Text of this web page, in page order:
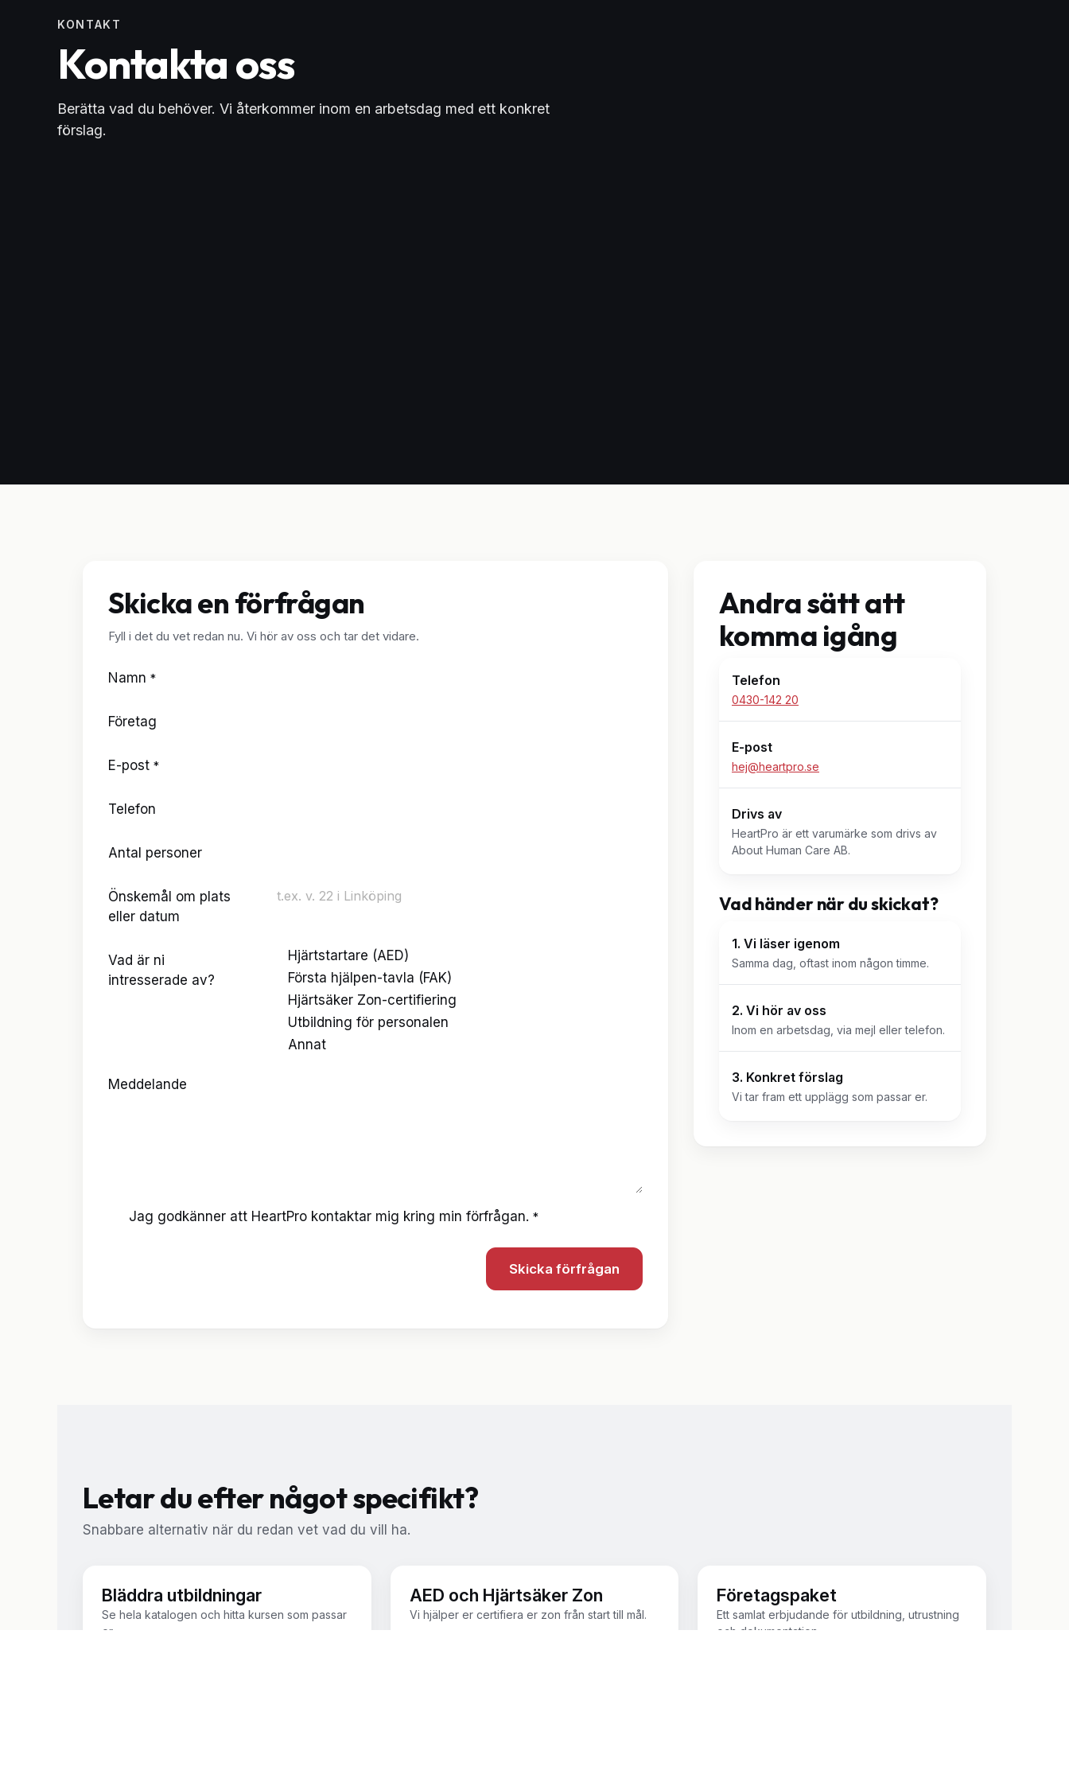
KONTAKT
Kontakta oss
Berätta vad du behöver. Vi återkommer inom en arbetsdag med ett konkret
förslag.
Skicka en förfrågan
Fyll i det du vet redan nu. Vi hör av oss och tar det vidare.
Namn *
Företag
E-post *
Telefon
Antal personer
Önskemål om plats
eller datum
Vad är ni
intresserade av?
Hjärtstartare (AED)
Första hjälpen-tavla (FAK)
Hjärtsäker Zon-certifiering
Utbildning för personalen
Annat
Meddelande
Jag godkänner att HeartPro kontaktar mig kring min förfrågan. *
Skicka förfrågan
Andra sätt att
komma igång
Telefon
0430-142 20
E-post
hej@heartpro.se
Drivs av
HeartPro är ett varumärke som drivs av
About Human Care AB.
Vad händer när du skickat?
1. Vi läser igenom
Samma dag, oftast inom någon timme.
2. Vi hör av oss
Inom en arbetsdag, via mejl eller telefon.
3. Konkret förslag
Vi tar fram ett upplägg som passar er.
Letar du efter något specifikt?
Snabbare alternativ när du redan vet vad du vill ha.
Bläddra utbildningar
Se hela katalogen och hitta kursen som passar
er.
AED och Hjärtsäker Zon
Vi hjälper er certifiera er zon från start till mål.
Företagspaket
Ett samlat erbjudande för utbildning, utrustning
och dokumentation.